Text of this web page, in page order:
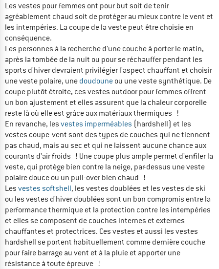
Les vestes pour femmes ont pour but soit de tenir
agréablement chaud soit de protéger au mieux contre le vent et
les intempéries. La coupe de la veste peut être choisie en
conséquence.
Les personnes à la recherche d'une couche à porter le matin,
après la tombée de la nuit ou pour se réchauffer pendant les
sports d'hiver devraient privilégier l'aspect chauffant et choisir
une veste polaire, une doudoune ou une veste synthétique. De
coupe plutôt étroite, ces vestes outdoor pour femmes offrent
un bon ajustement et elles assurent que la chaleur corporelle
reste là où elle est grâce aux matériaux thermiques !
En revanche, les vestes imperméables (hardshell) et les
vestes coupe-vent sont des types de couches qui ne tiennent
pas chaud, mais au sec et qui ne laissent aucune chance aux
courants d'air froids ! Une coupe plus ample permet d'enfiler la
veste, qui protège bien contre la neige, par-dessus une veste
polaire douce ou un pull-over bien chaud !
Les vestes softshell, les vestes doublées et les vestes de ski
ou les vestes d'hiver doublées sont un bon compromis entre la
performance thermique et la protection contre les intempéries
et elles se composent de couches internes et externes
chauffantes et protectrices. Ces vestes et aussi les vestes
hardshell se portent habituellement comme dernière couche
pour faire barrage au vent et à la pluie et apporter une
résistance à toute épreuve !